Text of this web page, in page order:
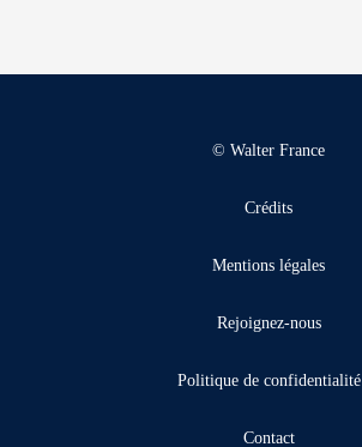
© Walter France
Crédits
Mentions légales
Rejoignez-nous
Politique de confidentialité
Contact